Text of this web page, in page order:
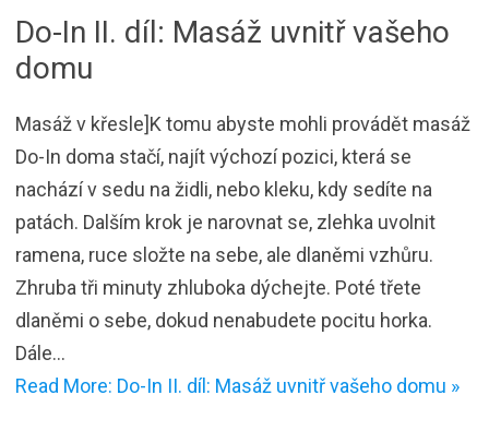
Do-In II. díl: Masáž uvnitř vašeho
domu
Masáž v křesle]K tomu abyste mohli provádět masáž
Do-In doma stačí, najít výchozí pozici, která se
nachází v sedu na židli, nebo kleku, kdy sedíte na
patách. Dalším krok je narovnat se, zlehka uvolnit
ramena, ruce složte na sebe, ale dlaněmi vzhůru.
Zhruba tři minuty zhluboka dýchejte. Poté třete
dlaněmi o sebe, dokud nenabudete pocitu horka.
Dále…
Read More: Do-In II. díl: Masáž uvnitř vašeho domu »